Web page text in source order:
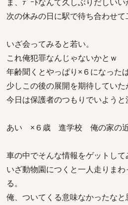
次の休みの日に駅で待ち合わせて
いざ会ってみると若い。
これ俺犯罪なんじゃないかとｗ
年齢聞くとやっぱり×６になった
少しこの後の展開を期待していた
今日は保護者のつもりでいようと
あい ×６歳 進学校 俺の家の近
車の中でそんな情報をゲットして
いざ動物園につくと一人走りま
る。
俺、ついてくる意味なかったな